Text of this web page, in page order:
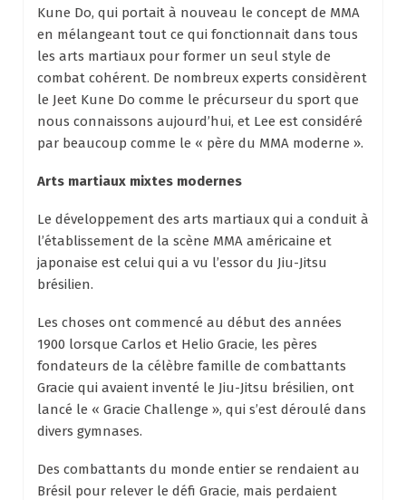
Kune Do, qui portait à nouveau le concept de MMA
en mélangeant tout ce qui fonctionnait dans tous
les arts martiaux pour former un seul style de
combat cohérent. De nombreux experts considèrent
le Jeet Kune Do comme le précurseur du sport que
nous connaissons aujourd’hui, et Lee est considéré
par beaucoup comme le « père du MMA moderne ».
Arts martiaux mixtes modernes
Le développement des arts martiaux qui a conduit à
l’établissement de la scène MMA américaine et
japonaise est celui qui a vu l’essor du Jiu-Jitsu
brésilien.
Les choses ont commencé au début des années
1900 lorsque Carlos et Helio Gracie, les pères
fondateurs de la célèbre famille de combattants
Gracie qui avaient inventé le Jiu-Jitsu brésilien, ont
lancé le « Gracie Challenge », qui s’est déroulé dans
divers gymnases.
Des combattants du monde entier se rendaient au
Brésil pour relever le défi Gracie, mais perdaient